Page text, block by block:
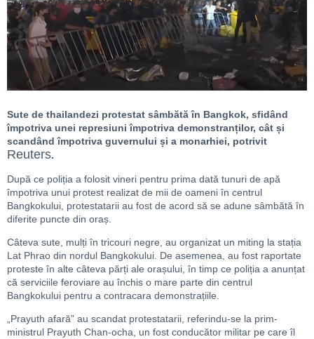
Sute de thailandezi protestat sâmbătă în Bangkok, sfidând
împotriva unei represiuni împotriva demonstranților, cât și
scandând împotriva guvernului și a monarhiei, potrivit
Reuters.
După ce poliția a folosit vineri pentru prima dată tunuri de apă
împotriva unui protest realizat de mii de oameni în centrul
Bangkokului, protestatarii au fost de acord să se adune sâmbătă în
diferite puncte din oraș.
Câteva sute, mulți în tricouri negre, au organizat un miting la stația
Lat Phrao din nordul Bangkokului. De asemenea, au fost raportate
proteste în alte câteva părți ale orașului, în timp ce poliția a anunțat
că serviciile feroviare au închis o mare parte din centrul
Bangkokului pentru a contracara demonstrațiile.
„Prayuth afară” au scandat protestatarii, referindu-se la prim-
ministrul Prayuth Chan-ocha, un fost conducător militar pe care îl